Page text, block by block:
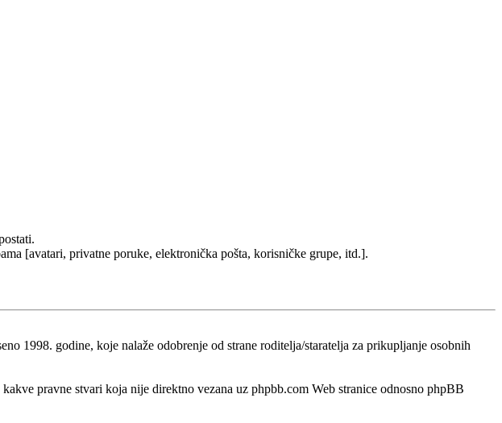
[avatari, privatne poruke, elektronička pošta, korisničke grupe, itd.].
1998. godine, koje nalaže odobrenje od strane roditelja/staratelja za prikupljanje osobnih
pravne stvari koja nije direktno vezana uz phpbb.com Web stranice odnosno phpBB